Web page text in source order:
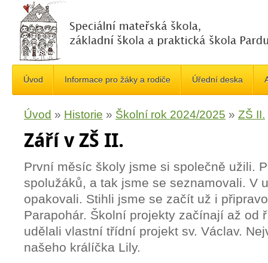
Úvod Informace pro žáky a rodiče Úřední deska
Úvod » Historie » Školní rok 2024/2025 » ZŠ II.
Září v ZŠ II.
První měsíc školy jsme si společně užili.
spolužáků, a tak jsme se seznamovali. V
opakovali. Stihli jsme se začít už i
Parapohár. Školní projekty začínají až od
udělali vlastní třídní projekt sv. Václav.
našeho králíčka Lily.